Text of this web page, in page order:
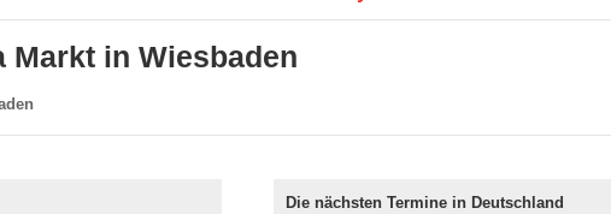
Markt in Wiesbaden
Die nächsten Termine in Deutschland